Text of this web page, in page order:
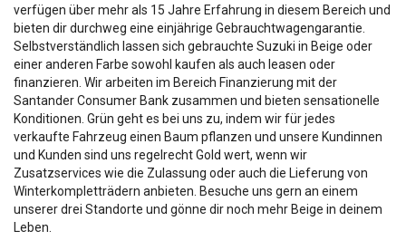
verfügen über mehr als 15 Jahre Erfahrung in diesem Bereich und
bieten dir durchweg eine einjährige Gebrauchtwagengarantie.
Selbstverständlich lassen sich gebrauchte Suzuki in Beige oder
einer anderen Farbe sowohl kaufen als auch leasen oder
finanzieren. Wir arbeiten im Bereich Finanzierung mit der
Santander Consumer Bank zusammen und bieten sensationelle
Konditionen. Grün geht es bei uns zu, indem wir für jedes
verkaufte Fahrzeug einen Baum pflanzen und unsere Kundinnen
und Kunden sind uns regelrecht Gold wert, wenn wir
Zusatzservices wie die Zulassung oder auch die Lieferung von
Winterkompletträdern anbieten. Besuche uns gern an einem
unserer drei Standorte und gönne dir noch mehr Beige in deinem
Leben.